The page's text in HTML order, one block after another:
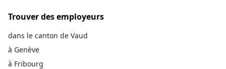
Trouver des employeurs
dans le canton de Vaud
à Genève
à Fribourg